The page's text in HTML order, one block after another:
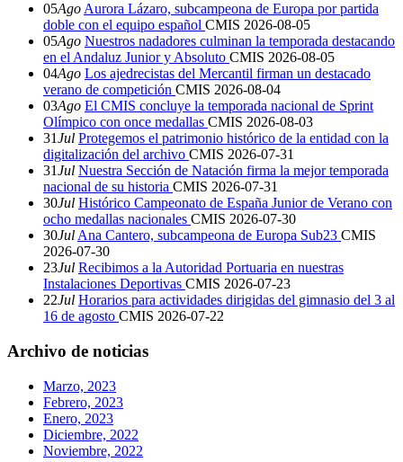
05Ago Aurora Lázaro, subcampeona de Europa por partida
doble con el equipo español CMIS 2026-08-05
05Ago Nuestros nadadores culminan la temporada destacando
en el Andaluz Junior y Absoluto CMIS 2026-08-05
04Ago Los ajedrecistas del Mercantil firman un destacado
verano de competición CMIS 2026-08-04
03Ago El CMIS concluye la temporada nacional de Sprint
Olímpico con once medallas CMIS 2026-08-03
31Jul Protegemos el patrimonio histórico de la entidad con la
digitalización del archivo CMIS 2026-07-31
31Jul Nuestra Sección de Natación firma la mejor temporada
nacional de su historia CMIS 2026-07-31
30Jul Histórico Campeonato de España Junior de Verano con
ocho medallas nacionales CMIS 2026-07-30
30Jul Ana Cantero, subcampeona de Europa Sub23 CMIS
2026-07-30
23Jul Recibimos a la Autoridad Portuaria en nuestras
Instalaciones Deportivas CMIS 2026-07-23
22Jul Horarios para actividades dirigidas del gimnasio del 3 al
16 de agosto CMIS 2026-07-22
Archivo de noticias
Marzo, 2023
Febrero, 2023
Enero, 2023
Diciembre, 2022
Noviembre, 2022